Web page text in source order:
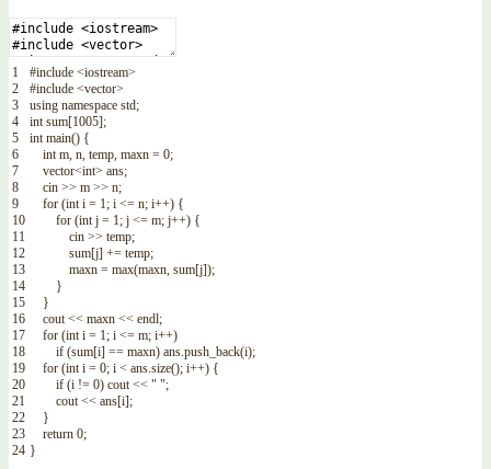
1
2
3
4
5
6
7
8
9
10
11
12
13
14
15
16
17
18
19
20
21
22
23
24
#include <iostream>
#include <vector>
using namespace std;
int sum[1005];
int main() {
int m, n, temp, maxn = 0;
vector<int> ans;
cin >> m >> n;
for (int i = 1; i <= n; i++) {
for (int j = 1; j <= m; j++) {
cin >> temp;
sum[j] += temp;
maxn = max(maxn, sum[j]);
}
}
cout << maxn << endl;
for (int i = 1; i <= m; i++)
if (sum[i] == maxn) ans.push_back(i);
for (int i = 0; i < ans.size(); i++) {
if (i != 0) cout << " ";
cout << ans[i];
}
return 0;
}